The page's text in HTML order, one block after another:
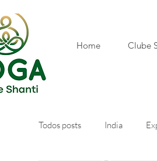
Todos posts India
Home Clube